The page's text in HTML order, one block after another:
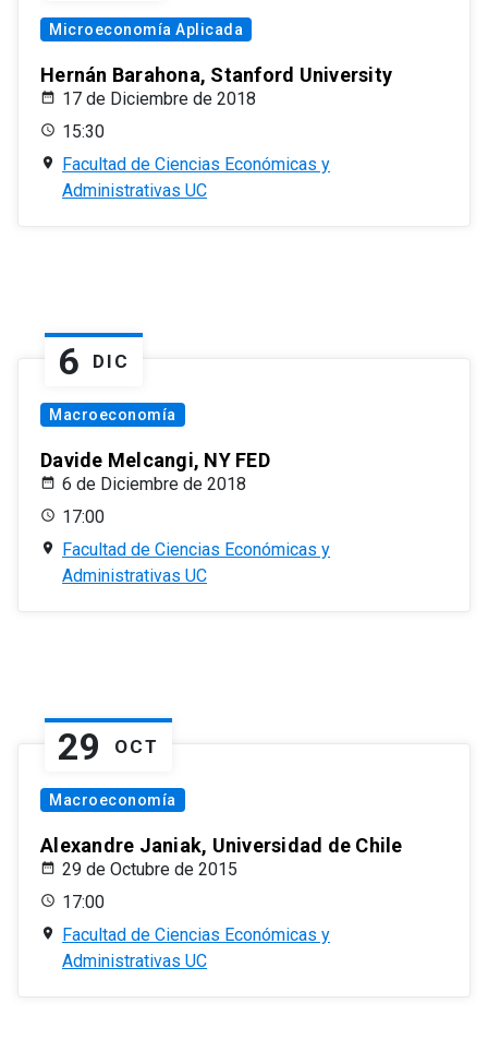
Microeconomía Aplicada
Hernán Barahona, Stanford University
17 de Diciembre de 2018
15:30
Facultad de Ciencias Económicas y
Administrativas UC
6 DIC
Macroeconomía
Davide Melcangi, NY FED
6 de Diciembre de 2018
17:00
Facultad de Ciencias Económicas y
Administrativas UC
29 OCT
Macroeconomía
Alexandre Janiak, Universidad de Chile
29 de Octubre de 2015
17:00
Facultad de Ciencias Económicas y
Administrativas UC